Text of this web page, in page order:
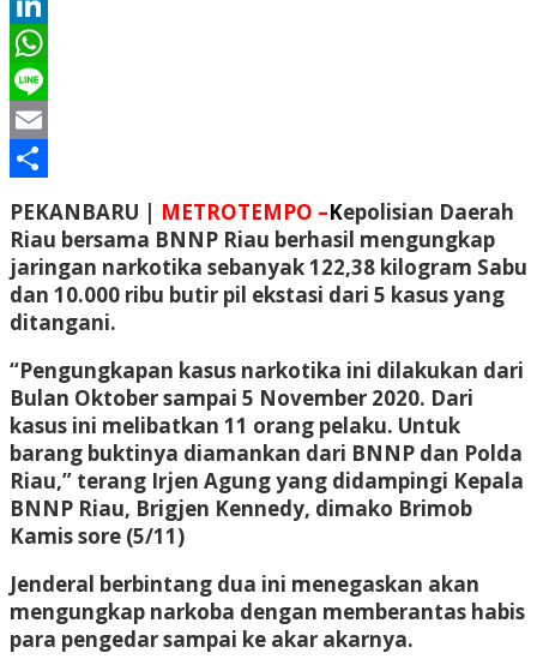
LinkedIn
WhatsApp
Line
Email
PEKANBARU | METROTEMPO –Kepolisian Daerah
Riau bersama BNNP Riau berhasil mengungkap
jaringan narkotika sebanyak 122,38 kilogram Sabu
dan 10.000 ribu butir pil ekstasi dari 5 kasus yang
ditangani.
“Pengungkapan kasus narkotika ini dilakukan dari
Bulan Oktober sampai 5 November 2020. Dari
kasus ini melibatkan 11 orang pelaku. Untuk
barang buktinya diamankan dari BNNP dan Polda
Riau,” terang Irjen Agung yang didampingi Kepala
BNNP Riau, Brigjen Kennedy, dimako Brimob
Kamis sore (5/11)
Jenderal berbintang dua ini menegaskan akan
mengungkap narkoba dengan memberantas habis
para pengedar sampai ke akar akarnya.